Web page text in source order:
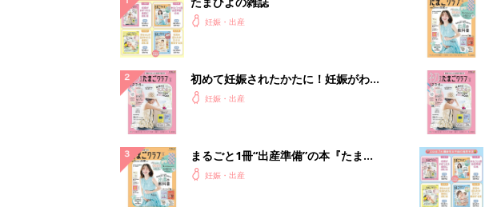
妊娠・出産
初めて妊娠されたかたに！妊娠がわか
ったら最初に読む本『初めてのたまご
妊娠・出産
まるごと1冊“出産準備”の本『たまご
クラブ 夏号』〈スペシャル大特集〉
妊娠・出産